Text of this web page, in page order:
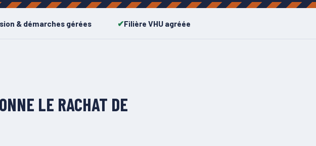
& démarches gérées Filière VHU agréée
LE RACHAT DE